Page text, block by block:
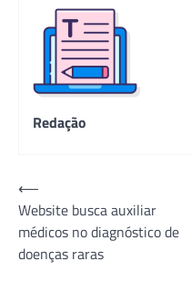
Redação
Navegação
de
Post
⟵
Website busca auxiliar
médicos no diagnóstico de
doenças raras